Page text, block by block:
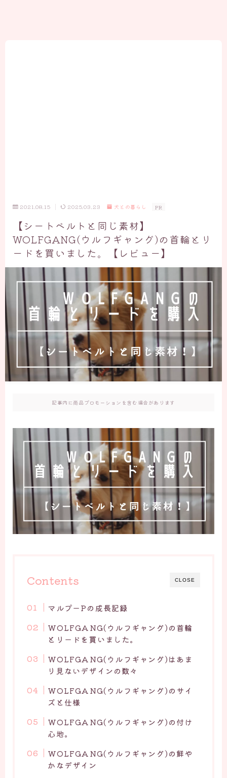
2021.08.15 2025.03.23 犬との暮らし PR
【シートベルトと同じ素材】
WOLFGANG(ウルフギャング)の首輪とリ
ードを買いました。【レビュー】
記事内に商品プロモーションを含む場合があります
CLOSE
Contents
マルプーPの成長記録
WOLFGANG(ウルフギャング)の首輪
とリードを買いました。
WOLFGANG(ウルフギャング)はあま
り見ないデザインの数々
WOLFGANG(ウルフギャング)のサイ
ズと仕様
WOLFGANG(ウルフギャング)の付け
心地。
WOLFGANG(ウルフギャング)の鮮や
かなデザイン